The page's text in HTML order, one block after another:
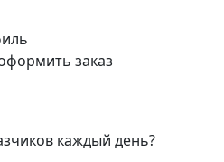
заказ
каждый день?